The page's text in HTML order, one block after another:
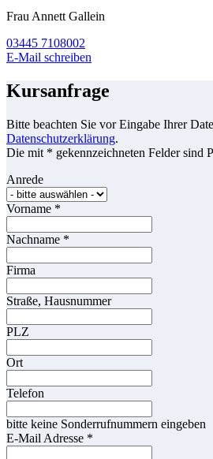
Frau Annett Gallein
03445 7108002
E-Mail schreiben
Kursanfrage
Bitte beachten Sie vor Eingabe Ihrer
Datenschutzerklärung.
Die mit * gekennzeichneten Felder sind
Anrede
Vorname *
Nachname *
Firma
Straße, Hausnummer
PLZ
Ort
Telefon
bitte keine Sonderrufnummern eingeben
E-Mail Adresse *